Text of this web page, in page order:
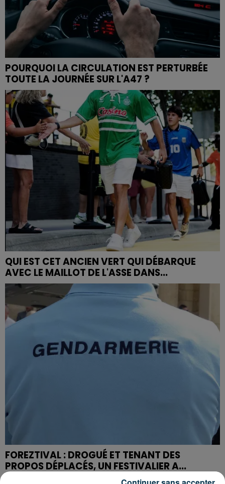
POURQUOI LA CIRCULATION EST PERTURBÉE
TOUTE LA JOURNÉE SUR L'A47 ?
QUI EST CET ANCIEN VERT QUI DÉBARQUE
AVEC LE MAILLOT DE L'ASSE DANS...
FOREZTIVAL : DROGUÉ ET TENANT DES
PROPOS DÉPLACÉS, UN FESTIVALIER A...